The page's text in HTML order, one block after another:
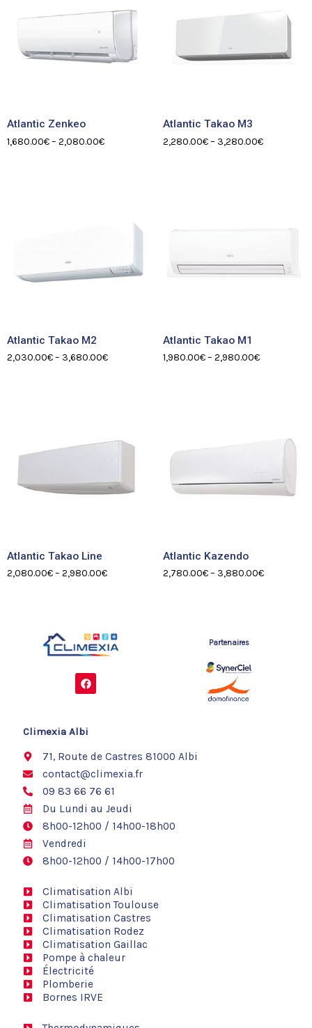
Atlantic Zenkeo
1,680.00€– 2,080.00€
Atlantic Takao M3
2,280.00€– 3,280.00€
Atlantic Takao M2
2,030.00€– 3,680.00€
Atlantic Takao M1
1,980.00€– 2,980.00€
Atlantic Takao Line
2,080.00€– 2,980.00€
Atlantic Kazendo
2,780.00€– 3,880.00€
F
a
c
o
Partenaires
Climexia Albi
71, Route de Castres 81000 Albi
contact@climexia.fr
09 83 66 76 61
Du Lundi au Jeudi
8h00-12h00 / 14h00-18h00
Vendredi
8h00-12h00 / 14h00-17h00
Climatisation Albi
Climatisation Toulouse
Climatisation Castres
Climatisation Rodez
Climatisation Gaillac
Pompe à chaleur
Électricité
Plomberie
Bornes IRVE